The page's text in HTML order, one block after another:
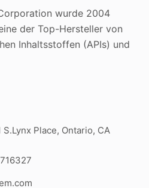
wurde 2004
der Top-Hersteller von
Inhaltsstoffen (APIs) und
Place, Ontario, CA